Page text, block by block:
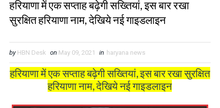
हरियाणा में एक सप्ताह बढ़ेगी सख्तियां, इस बार रखा
सुरक्षित हरियाणा नाम, देखिये नई गाइडलाइन
by HBN Desk on May 09, 2021 in haryana news
हरियाणा में एक सप्ताह बढ़ेगी सख्तियां, इस बार रखा सुरक्षित
हरियाणा नाम, देखिये नई गाइडलाइन